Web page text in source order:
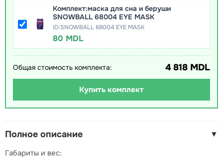
Комплект:маска для сна и беруши
SNOWBALL 68004 EYE MASK
ID:SNOWBALL 68004 EYE MASK
80 MDL
Общая стоимость комплекта: 4 818 MDL
Купить комплект
Полное описание ▼
Габариты и вес: